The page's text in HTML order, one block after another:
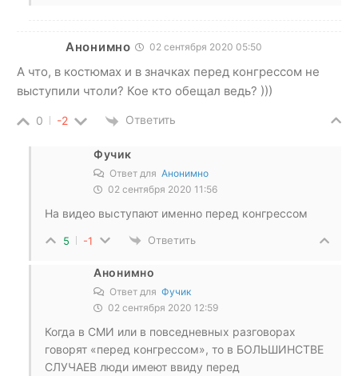
Анонимно 02 сентября 2020 05:50
А что, в костюмах и в значках перед конгрессом не
выступили чтоли? Кое кто обещал ведь? )))
0 -2 Ответить
Фучик
Ответ для Анонимно
02 сентября 2020 11:56
На видео выступают именно перед конгрессом
5 -1 Ответить
Анонимно
Ответ для Фучик
02 сентября 2020 12:59
Когда в СМИ или в повседневных разговорах
говорят «перед конгрессом», то в БОЛЬШИНСТВЕ
СЛУЧАЕВ люди имеют ввиду перед